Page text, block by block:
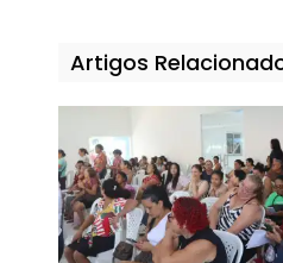
Artigos